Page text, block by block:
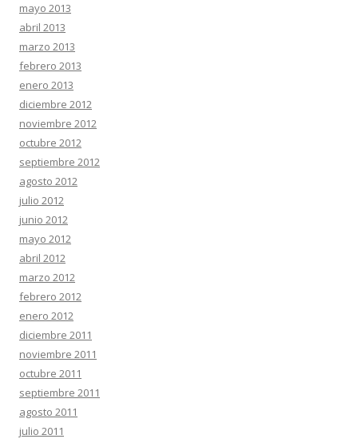
mayo 2013
abril 2013
marzo 2013
febrero 2013
enero 2013
diciembre 2012
noviembre 2012
octubre 2012
septiembre 2012
agosto 2012
julio 2012
junio 2012
mayo 2012
abril 2012
marzo 2012
febrero 2012
enero 2012
diciembre 2011
noviembre 2011
octubre 2011
septiembre 2011
agosto 2011
julio 2011